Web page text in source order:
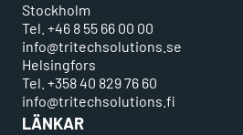
Stockholm
Tel. +46 8 55 66 00 00
info@tritechsolutions.se
Helsingfors
Tel. +358 40 829 76 60
info@tritechsolutions.fi
LÄNKAR